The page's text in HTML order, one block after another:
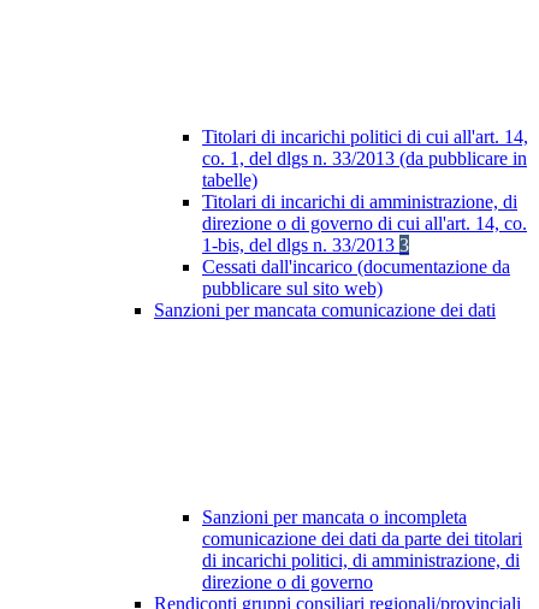
Titolari di incarichi politici di cui all'art. 14,
co. 1, del dlgs n. 33/2013 (da pubblicare in
tabelle)
Titolari di incarichi di amministrazione, di
direzione o di governo di cui all'art. 14, co.
1-bis, del dlgs n. 33/2013 3
Cessati dall'incarico (documentazione da
pubblicare sul sito web)
Sanzioni per mancata comunicazione dei dati
Sanzioni per mancata o incompleta
comunicazione dei dati da parte dei titolari
di incarichi politici, di amministrazione, di
direzione o di governo
Rendiconti gruppi consiliari regionali/provinciali